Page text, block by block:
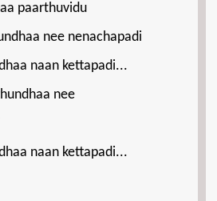
paarthuvidu
nee nenachapadi
naan kettapadi...
nee
naan kettapadi...